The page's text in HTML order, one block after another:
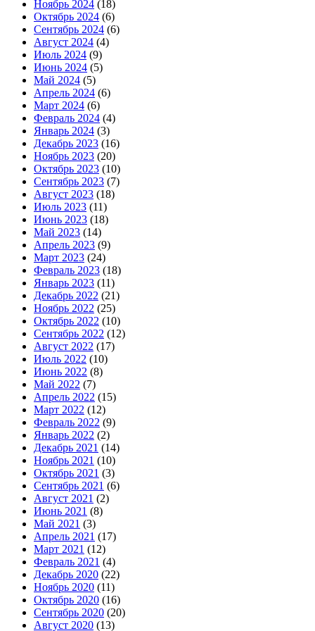
Ноябрь 2024 (18)
Октябрь 2024 (6)
Сентябрь 2024 (6)
Август 2024 (4)
Июль 2024 (9)
Июнь 2024 (5)
Май 2024 (5)
Апрель 2024 (6)
Март 2024 (6)
Февраль 2024 (4)
Январь 2024 (3)
Декабрь 2023 (16)
Ноябрь 2023 (20)
Октябрь 2023 (10)
Сентябрь 2023 (7)
Август 2023 (18)
Июль 2023 (11)
Июнь 2023 (18)
Май 2023 (14)
Апрель 2023 (9)
Март 2023 (24)
Февраль 2023 (18)
Январь 2023 (11)
Декабрь 2022 (21)
Ноябрь 2022 (25)
Октябрь 2022 (10)
Сентябрь 2022 (12)
Август 2022 (17)
Июль 2022 (10)
Июнь 2022 (8)
Май 2022 (7)
Апрель 2022 (15)
Март 2022 (12)
Февраль 2022 (9)
Январь 2022 (2)
Декабрь 2021 (14)
Ноябрь 2021 (10)
Октябрь 2021 (3)
Сентябрь 2021 (6)
Август 2021 (2)
Июнь 2021 (8)
Май 2021 (3)
Апрель 2021 (17)
Март 2021 (12)
Февраль 2021 (4)
Декабрь 2020 (22)
Ноябрь 2020 (11)
Октябрь 2020 (16)
Сентябрь 2020 (20)
Август 2020 (13)